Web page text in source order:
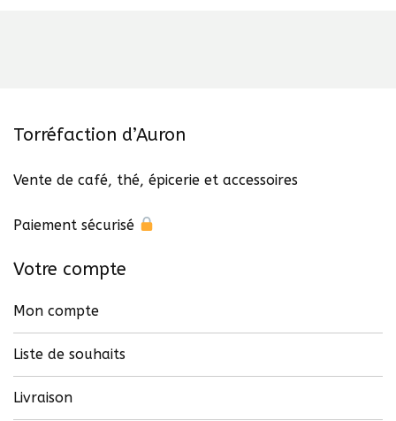
Torréfaction d’Auron
Vente de café, thé, épicerie et accessoires
Paiement sécurisé
Votre compte
Mon compte
Liste de souhaits
Livraison